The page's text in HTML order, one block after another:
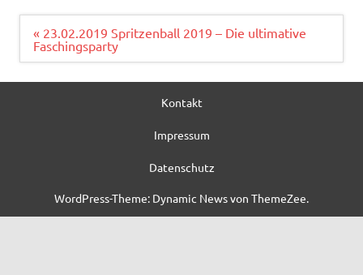
Beitragsnavigation
« 23.02.2019 Spritzenball 2019 – Die ultimative
Faschingsparty
Kontakt
Impressum
Datenschutz
WordPress-Theme: Dynamic News von ThemeZee.